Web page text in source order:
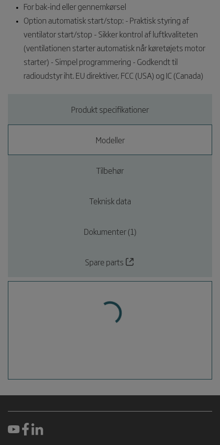
For bak-ind eller gennemkørsel
Option automatisk start/stop: - Praktisk styring af
ventilator start/stop - Sikker kontrol af luftkvaliteten
(ventilationen starter automatisk når køretøjets motor
starter) - Simpel programmering - Godkendt til
radioudstyr iht. EU direktiver, FCC (USA) og IC (Canada)
Produkt specifikationer
Modeller
Tilbehør
Teknisk data
Dokumenter (1)
Spare parts